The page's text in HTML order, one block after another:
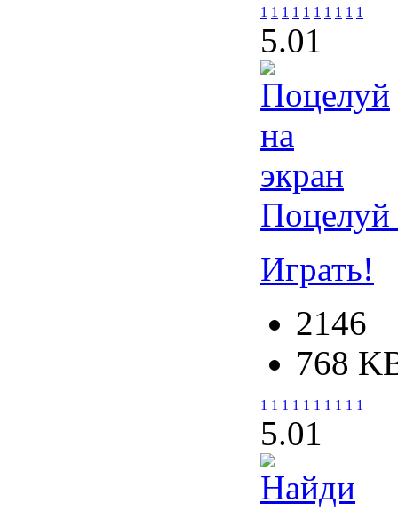
1 1 1 1 1 1 1 1 1 1
5.01
Поцелуй
Играть!
2146
768
1 1 1 1 1 1 1 1 1 1
5.01